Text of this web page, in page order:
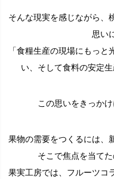
そんな現実を感じながら、
思い
「食糧生産の現場にもっ
い、そして食料の安定
この思いをきっか
果物の需要をつくるには、
そこで焦点を当て
果実工房では、フルーツコ